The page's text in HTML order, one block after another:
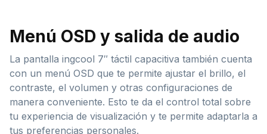
Menú OSD y salida de audio
La pantalla ingcool 7″ táctil capacitiva también cuenta
con un menú OSD que te permite ajustar el brillo, el
contraste, el volumen y otras configuraciones de
manera conveniente. Esto te da el control total sobre
tu experiencia de visualización y te permite adaptarla a
tus preferencias personales.